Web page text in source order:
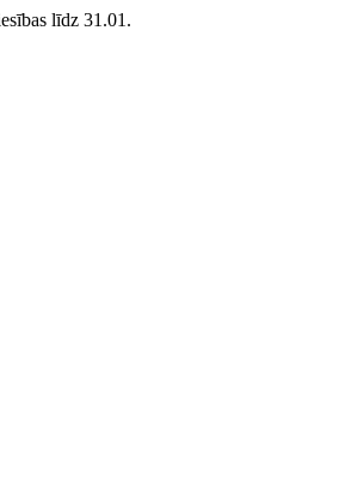
līdz 31.01.